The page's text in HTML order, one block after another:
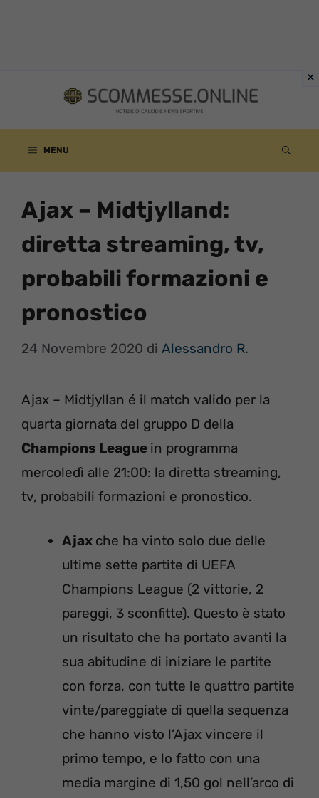
contenuto
MENU
Ajax – Midtjylland:
diretta streaming, tv,
probabili formazioni e
pronostico
24 Novembre 2020 di Alessandro R.
Ajax – Midtjyllan é il match valido per la
quarta giornata del gruppo D della
Champions League in programma
mercoledì alle 21:00: la diretta streaming,
tv, probabili formazioni e pronostico.
Ajax che ha vinto solo due delle
ultime sette partite di UEFA
Champions League (2 vittorie, 2
pareggi, 3 sconfitte). Questo è stato
un risultato che ha portato avanti la
sua abitudine di iniziare le partite
con forza, con tutte le quattro partite
vinte/pareggiate di quella sequenza
che hanno visto l’Ajax vincere il
primo tempo, e lo fatto con una
media margine di 1,50 gol nell’arco di